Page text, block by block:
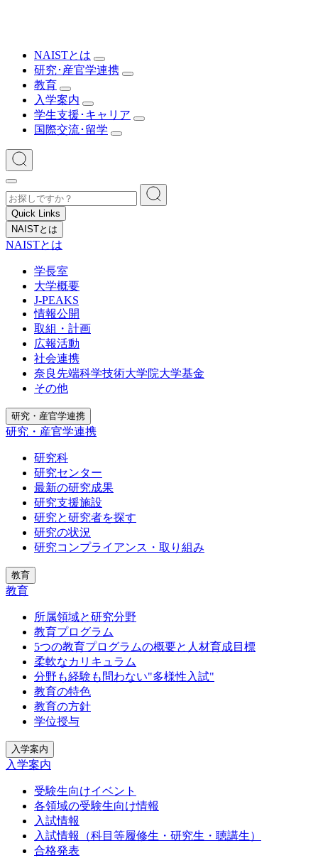
NAISTとは
研究･産官学連携
教育
入学案内
学生支援･キャリア
国際交流･留学
Quick Links
NAISTとは
NAISTとは
学長室
大学概要
J-PEAKS
情報公開
取組・計画
広報活動
社会連携
奈良先端科学技術大学院大学基金
その他
研究・産官学連携
研究・産官学連携
研究科
研究センター
最新の研究成果
研究支援施設
研究と研究者を探す
研究の状況
研究コンプライアンス・取り組み
教育
教育
所属領域と研究分野
教育プログラム
5つの教育プログラムの概要と人材育成目標
柔軟なカリキュラム
分野も経験も問わない"多様性入試"
教育の特色
教育の方針
学位授与
入学案内
入学案内
受験生向けイベント
各領域の受験生向け情報
入試情報
入試情報（科目等履修生・研究生・聴講生）
合格発表